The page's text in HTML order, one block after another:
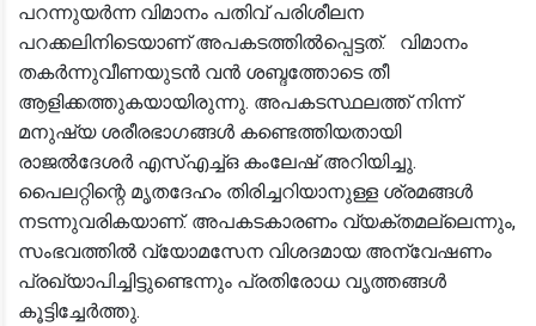
പറന്നുയർന്ന വിമാനം പതിവ് പരിശീലന
പറക്കലിനിടെയാണ് അപകടത്തിൽപ്പെട്ടത്. വിമാനം
തകർന്നുവീണയുടൻ വൻ ശബ്ദത്തോടെ തീ
ആളിക്കത്തുകയായിരുന്നു. അപകടസ്ഥലത്ത് നിന്ന്
മനുഷ്യ ശരീരഭാഗങ്ങൾ കണ്ടെത്തിയതായി
രാജൽദേശർ എസ്എച്ച്ഒ കംലേഷ് അറിയിച്ചു.
പൈലറ്റിന്റെ മൃതദേഹം തിരിച്ചറിയാനുള്ള ശ്രമങ്ങൾ
നടന്നുവരികയാണ്. അപകടകാരണം വ്യക്തമല്ലെന്നും,
സംഭവത്തിൽ വ്യോമസേന വിശദമായ അന്വേഷണം
പ്രഖ്യാപിച്ചിട്ടുണ്ടെന്നും പ്രതിരോധ വൃത്തങ്ങൾ
കൂട്ടിച്ചേർത്തു.